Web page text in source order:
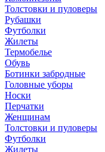
Толстовки и пуловеры
Рубашки
Футболки
Жилеты
Термобелье
Обувь
Ботинки забродные
Головные уборы
Носки
Перчатки
Женщинам
Толстовки и пуловеры
Футболки
Жилеты